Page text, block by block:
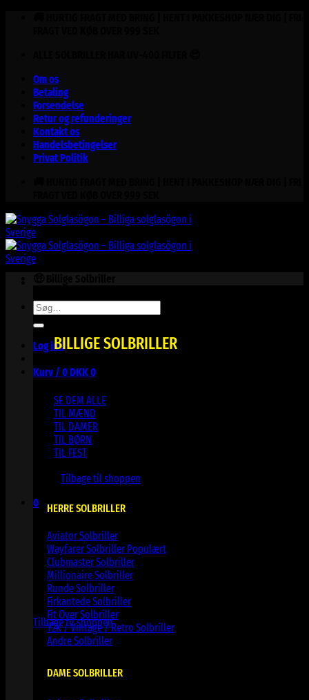
Om os
Betaling
Forsendelse
Retur og refunderinger
Kontakt os
Handelsbetingelser
Privat Politik
Søg
efter:
Log ind
Kurv / 0DKK0
Ingen varer i kurven.
Tilbage til shoppen
0
Kurv
Ingen varer i kurven.
Tilbage til shoppen
BILLIGE SOLBRILLER
SE DEM ALLE
TIL MÆND
TIL DAMER
TIL BØRN
TIL FEST
HERRE SOLBRILLER
Aviator Solbriller
Wayfarer Solbriller
Clubmaster Solbriller
Millionaire Solbriller
Runde Solbriller
Firkantede Solbriller
Fit Over Solbriller
Y2K / Vintage / Retro Solbriller
Andre Solbriller
DAME SOLBRILLER